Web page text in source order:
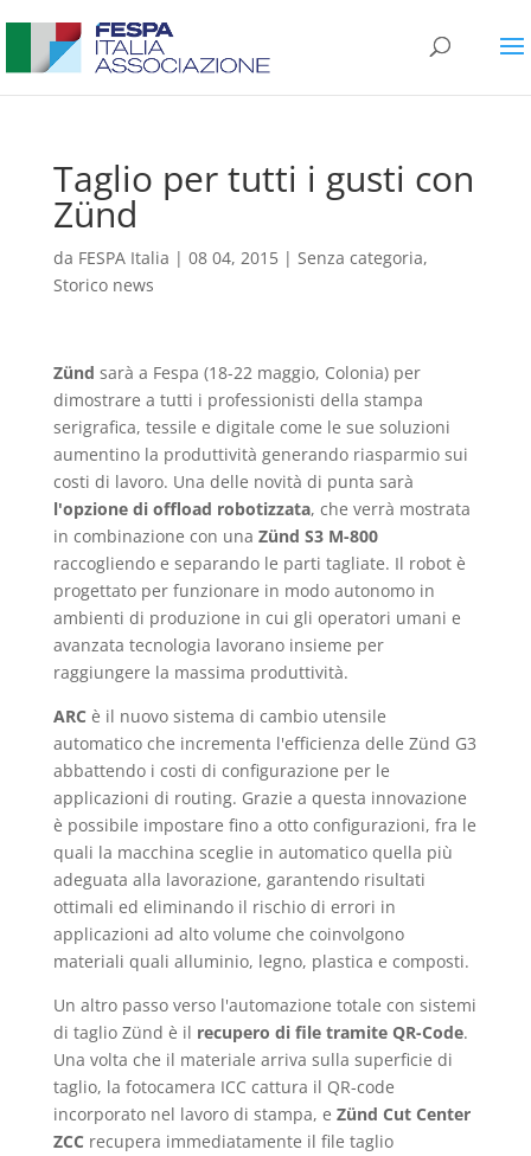
Taglio per tutti i gusti con
Zünd
da FESPA Italia | 08 04, 2015| Senza categoria,
Storico news
Zünd sarà a Fespa (18-22 maggio, Colonia) per
dimostrare a tutti i professionisti della stampa
serigrafica, tessile e digitale come le sue soluzioni
aumentino la produttività generando riasparmio sui
costi di lavoro. Una delle novità di punta sarà
l'opzione di offload robotizzata, che verrà mostrata
in combinazione con una Zünd S3 M-800
raccogliendo e separando le parti tagliate. Il robot è
progettato per funzionare in modo autonomo in
ambienti di produzione in cui gli operatori umani e
avanzata tecnologia lavorano insieme per
raggiungere la massima produttività.
ARC è il nuovo sistema di cambio utensile
automatico che incrementa l'efficienza delle Zünd G3
abbattendo i costi di configurazione per le
applicazioni di routing. Grazie a questa innovazione
è possibile impostare fino a otto configurazioni, fra le
quali la macchina sceglie in automatico quella più
adeguata alla lavorazione, garantendo risultati
ottimali ed eliminando il rischio di errori in
applicazioni ad alto volume che coinvolgono
materiali quali alluminio, legno, plastica e composti.
Un altro passo verso l'automazione totale con sistemi
di taglio Zünd è il recupero di file tramite QR-Code.
Una volta che il materiale arriva sulla superficie di
taglio, la fotocamera ICC cattura il QR-code
incorporato nel lavoro di stampa, e Zünd Cut Center
ZCC recupera immediatamente il file taglio